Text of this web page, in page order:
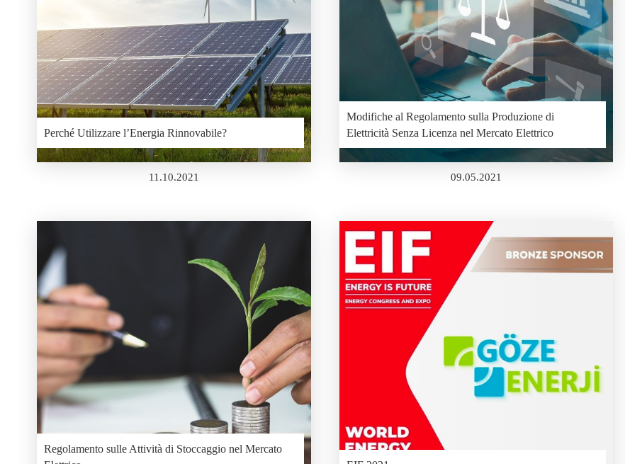
Perché Utilizzare l’Energia Rinnovabile?
11.10.2021
Modifiche al Regolamento sulla Produzione di
Elettricità Senza Licenza nel Mercato Elettrico
09.05.2021
Regolamento sulle Attività di Stoccaggio nel Mercato